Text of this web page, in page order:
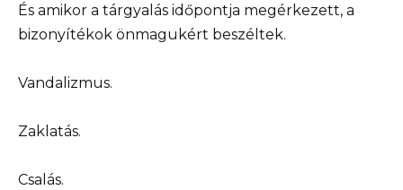
És amikor a tárgyalás időpontja megérkezett, a
bizonyítékok önmagukért beszéltek.
Vandalizmus.
Zaklatás.
Csalás.